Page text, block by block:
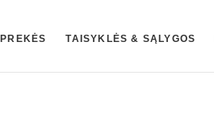
PREKĖS TAISYKLĖS & SĄLYGOS